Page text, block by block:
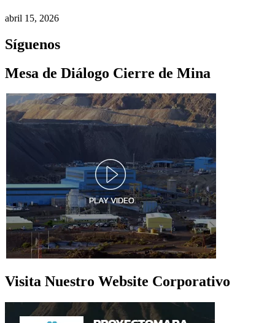
abril 15, 2026
Síguenos
Mesa de Diálogo Cierre de Mina
Visita Nuestro Website Corporativo